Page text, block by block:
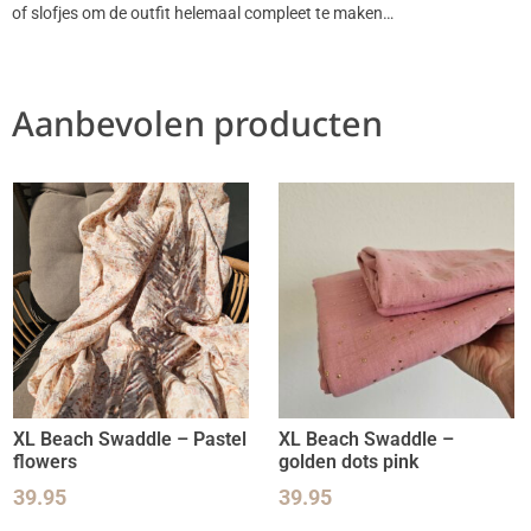
of slofjes om de outfit helemaal compleet te maken…
Aanbevolen producten
XL Beach Swaddle – Pastel
flowers
39.95
XL Beach Swaddle –
golden dots pink
39.95